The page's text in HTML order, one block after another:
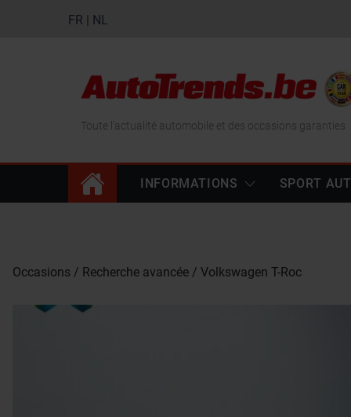
FR | NL
Toute l'actualité automobile et des occasions garanties
INFORMATIONS SPORT
Occasions Recherche avancée Volkswagen T-Roc